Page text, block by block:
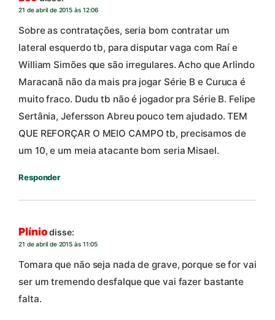
21 de abril de 2015 às 12:06
Sobre as contratações, seria bom contratar um
lateral esquerdo tb, para disputar vaga com Raí e
William Simões que são irregulares. Acho que Arlindo
Maracanã não da mais pra jogar Série B e Curuca é
muito fraco. Dudu tb não é jogador pra Série B. Felipe
Sertânia, Jefersson Abreu pouco tem ajudado. TEM
QUE REFORÇAR O MEIO CAMPO tb, precisamos de
um 10, e um meia atacante bom seria Misael.
Responder
Plíniodisse:
21 de abril de 2015 às 11:05
Tomara que não seja nada de grave, porque se for vai
ser um tremendo desfalque que vai fazer bastante
falta.